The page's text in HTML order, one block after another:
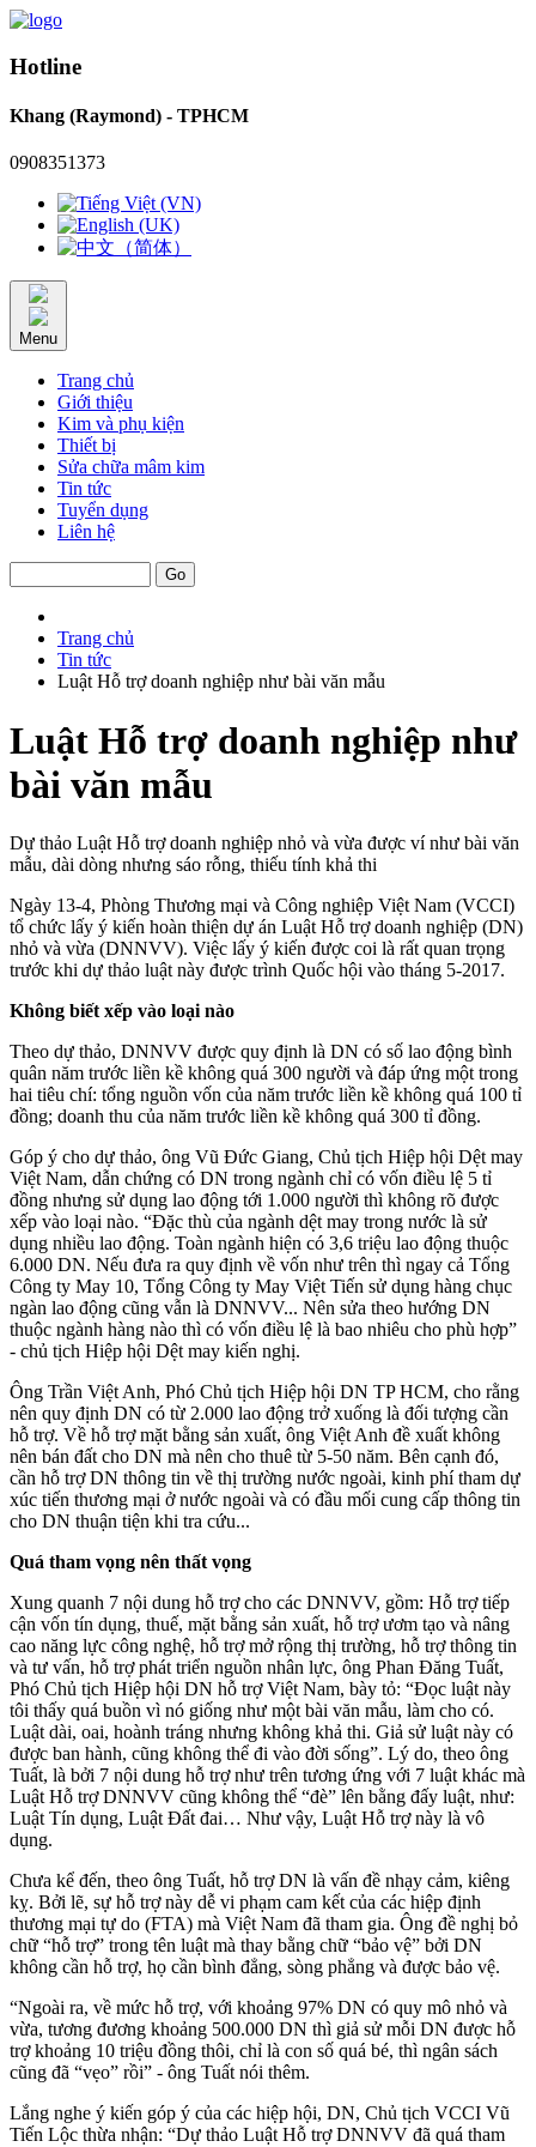
Hotline
Khang (Raymond) - TPHCM
0908351373
Menu
Trang chủ
Giới thiệu
Kim và phụ kiện
Thiết bị
Sửa chữa mâm kim
Tin tức
Tuyển dụng
Liên hệ
Trang chủ
Tin tức
Luật Hỗ trợ doanh nghiệp như bài văn mẫu
Luật Hỗ trợ doanh nghiệp như
bài văn mẫu
Dự thảo Luật Hỗ trợ doanh nghiệp nhỏ và vừa được ví như bài văn
mẫu, dài dòng nhưng sáo rỗng, thiếu tính khả thi
Ngày 13-4, Phòng Thương mại và Công nghiệp Việt Nam (VCCI)
tổ chức lấy ý kiến hoàn thiện dự án Luật Hỗ trợ doanh nghiệp (DN)
nhỏ và vừa (DNNVV). Việc lấy ý kiến được coi là rất quan trọng
trước khi dự thảo luật này được trình Quốc hội vào tháng 5-2017.
Không biết xếp vào loại nào
Theo dự thảo, DNNVV được quy định là DN có số lao động bình
quân năm trước liền kề không quá 300 người và đáp ứng một trong
hai tiêu chí: tổng nguồn vốn của năm trước liền kề không quá 100 tỉ
đồng; doanh thu của năm trước liền kề không quá 300 tỉ đồng.
Góp ý cho dự thảo, ông Vũ Đức Giang, Chủ tịch Hiệp hội Dệt may
Việt Nam, dẫn chứng có DN trong ngành chỉ có vốn điều lệ 5 tỉ
đồng nhưng sử dụng lao động tới 1.000 người thì không rõ được
xếp vào loại nào. “Đặc thù của ngành dệt may trong nước là sử
dụng nhiều lao động. Toàn ngành hiện có 3,6 triệu lao động thuộc
6.000 DN. Nếu đưa ra quy định về vốn như trên thì ngay cả Tổng
Công ty May 10, Tổng Công ty May Việt Tiến sử dụng hàng chục
ngàn lao động cũng vẫn là DNNVV... Nên sửa theo hướng DN
thuộc ngành hàng nào thì có vốn điều lệ là bao nhiêu cho phù hợp”
- chủ tịch Hiệp hội Dệt may kiến nghị.
Ông Trần Việt Anh, Phó Chủ tịch Hiệp hội DN TP HCM, cho rằng
nên quy định DN có từ 2.000 lao động trở xuống là đối tượng cần
hỗ trợ. Về hỗ trợ mặt bằng sản xuất, ông Việt Anh đề xuất không
nên bán đất cho DN mà nên cho thuê từ 5-50 năm. Bên cạnh đó,
cần hỗ trợ DN thông tin về thị trường nước ngoài, kinh phí tham dự
xúc tiến thương mại ở nước ngoài và có đầu mối cung cấp thông tin
cho DN thuận tiện khi tra cứu...
Quá tham vọng nên thất vọng
Xung quanh 7 nội dung hỗ trợ cho các DNNVV, gồm: Hỗ trợ tiếp
cận vốn tín dụng, thuế, mặt bằng sản xuất, hỗ trợ ươm tạo và nâng
cao năng lực công nghệ, hỗ trợ mở rộng thị trường, hỗ trợ thông tin
và tư vấn, hỗ trợ phát triển nguồn nhân lực, ông Phan Đăng Tuất,
Phó Chủ tịch Hiệp hội DN hỗ trợ Việt Nam, bày tỏ: “Đọc luật này
tôi thấy quá buồn vì nó giống như một bài văn mẫu, làm cho có.
Luật dài, oai, hoành tráng nhưng không khả thi. Giả sử luật này có
được ban hành, cũng không thể đi vào đời sống”. Lý do, theo ông
Tuất, là bởi 7 nội dung hỗ trợ như trên tương ứng với 7 luật khác mà
Luật Hỗ trợ DNNVV cũng không thể “đè” lên bằng đấy luật, như:
Luật Tín dụng, Luật Đất đai… Như vậy, Luật Hỗ trợ này là vô
dụng.
Chưa kể đến, theo ông Tuất, hỗ trợ DN là vấn đề nhạy cảm, kiêng
kỵ. Bởi lẽ, sự hỗ trợ này dễ vi phạm cam kết của các hiệp định
thương mại tự do (FTA) mà Việt Nam đã tham gia. Ông đề nghị bỏ
chữ “hỗ trợ” trong tên luật mà thay bằng chữ “bảo vệ” bởi DN
không cần hỗ trợ, họ cần bình đẳng, sòng phẳng và được bảo vệ.
“Ngoài ra, về mức hỗ trợ, với khoảng 97% DN có quy mô nhỏ và
vừa, tương đương khoảng 500.000 DN thì giả sử mỗi DN được hỗ
trợ khoảng 10 triệu đồng thôi, chỉ là con số quá bé, thì ngân sách
cũng đã “vẹo” rồi” - ông Tuất nói thêm.
Lắng nghe ý kiến góp ý của các hiệp hội, DN, Chủ tịch VCCI Vũ
Tiến Lộc thừa nhận: “Dự thảo Luật Hỗ trợ DNNVV đã quá tham